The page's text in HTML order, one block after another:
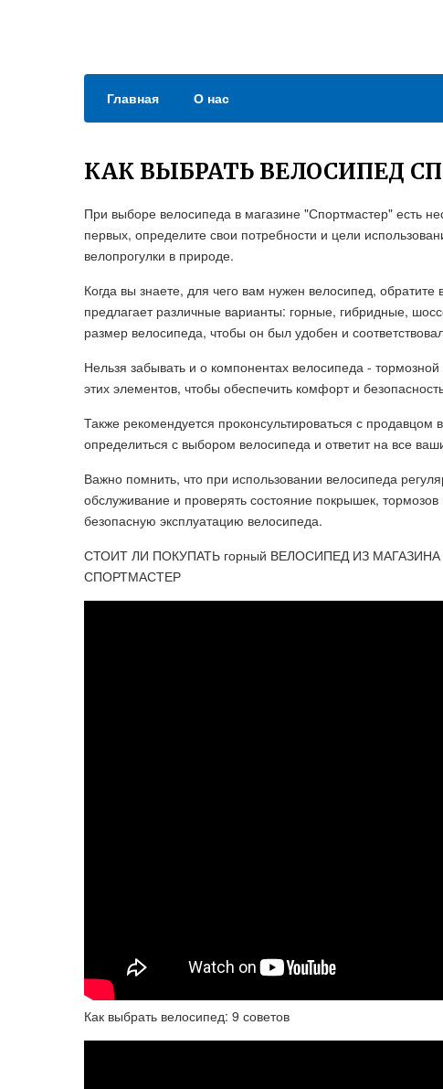
Главная О нас
КАК ВЫБРАТЬ ВЕЛОСИПЕД
При выборе велосипеда в магазине "Спортмастер" есть
первых, определите свои потребности и цели
велопрогулки в природе.
Когда вы знаете, для чего вам нужен велосипед,
предлагает различные варианты: горные, гибридные,
размер велосипеда, чтобы он был удобен и
Нельзя забывать и о компонентах велосипеда -
этих элементов, чтобы обеспечить комфорт и
Также рекомендуется проконсультироваться с
определиться с выбором велосипеда и ответит на все
Важно помнить, что при использовании велосипеда
обслуживание и проверять состояние покрышек,
безопасную эксплуатацию велосипеда.
СТОИТ ЛИ ПОКУПАТЬ горный ВЕЛОСИПЕД ИЗ
СПОРТМАСТЕР
Как выбрать велосипед: 9 советов